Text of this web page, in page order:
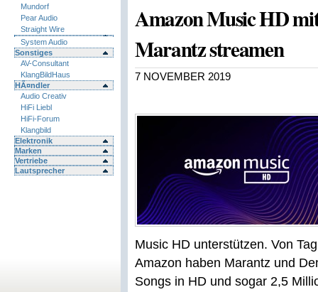
Mundorf
Pear Audio
Straight Wire
System Audio
Sonstiges
AV-Consultant
KlangBildHaus
HÃ¤ndler
Audio Creativ
HiFi Liebl
HiFi-Forum
Klangbild
Elektronik
Marken
Vertriebe
Lautsprecher
Amazon Music HD
Marantz streamen
7 NOVEMBER 2019
Music HD unterstützen. Von
Amazon haben Marantz und
Songs in HD und sogar 2,5